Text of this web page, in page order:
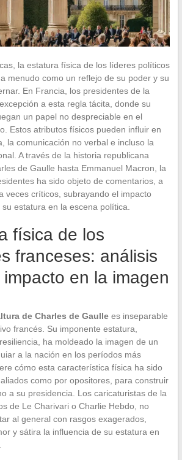
la estatura física de los líderes políticos
menudo como un reflejo de su poder y su
En Francia, los presidentes de la
a esta regla tácita, donde su
un papel no despreciable en el
Estos atributos físicos pueden influir en
la comunicación no verbal e incluso la
A través de la historia republicana
de Gaulle hasta Emmanuel Macron, la
ha sido objeto de comentarios, a
veces críticos, subrayando el impacto
estatura en la escena política.
física de los
franceses: análisis
en la imagen
de Charles de Gaullees inseparable
francés. Su imponente estatura,
ha moldeado la imagen de un
a la nación en los períodos más
cómo esta característica física ha sido
como por opositores, para construir
a su presidencia. Los caricaturistas de la
de Le Charivari o Charlie Hebdo, no
al general con rasgos exagerados,
y sátira la influencia de su estatura en